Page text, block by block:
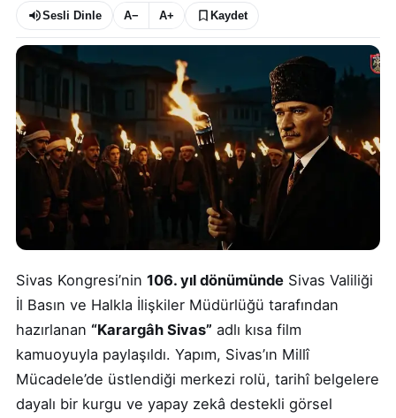
Sesli Dinle A− A+ Kaydet
Sivas Kongresi’nin 106. yıl dönümünde Sivas Valiliği
İl Basın ve Halkla İlişkiler Müdürlüğü tarafından
hazırlanan “Karargâh Sivas” adlı kısa film
kamuoyuyla paylaşıldı. Yapım, Sivas’ın Millî
Mücadele’de üstlendiği merkezi rolü, tarihî belgelere
dayalı bir kurgu ve yapay zekâ destekli görsel